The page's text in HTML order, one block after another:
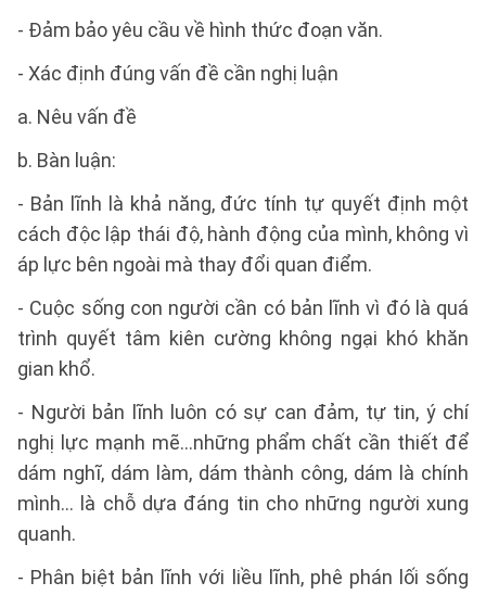
- Đảm bảo yêu cầu về hình thức đoạn văn.
- Xác định đúng vấn đề cần nghị luận
a. Nêu vấn đề
b. Bàn luận:
- Bản lĩnh là khả năng, đức tính tự quyết định một
cách độc lập thái độ, hành động của mình, không vì
áp lực bên ngoài mà thay đổi quan điểm.
- Cuộc sống con người cần có bản lĩnh vì đó là quá
trình quyết tâm kiên cường không ngại khó khăn
gian khổ.
- Người bản lĩnh luôn có sự can đảm, tự tin, ý chí
nghị lực mạnh mẽ...những phẩm chất cần thiết để
dám nghĩ, dám làm, dám thành công, dám là chính
mình... là chỗ dựa đáng tin cho những người xung
quanh.
- Phân biệt bản lĩnh với liều lĩnh, phê phán lối sống